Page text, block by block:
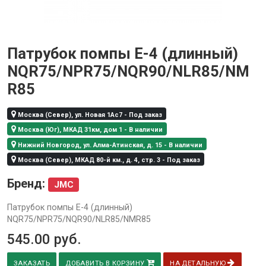
Патрубок помпы Е-4 (длинный)
NQR75/NPR75/NQR90/NLR85/NM
R85
Москва (Север), ул. Новая 1Ас7 - Под заказ
Москва (Юг), МКАД 31км, дом 1 - В наличии
Нижний Новгород, ул. Алма-Атинская, д. 15 - В наличии
Москва (Север), МКАД 80-й км., д. 4, стр. 3 - Под заказ
Бренд: JMC
Патрубок помпы Е-4 (длинный)
NQR75/NPR75/NQR90/NLR85/NMR85
545.00 руб.
ЗАКАЗАТЬ ДОБАВИТЬ В КОРЗИНУ НА ДЕТАЛЬНУЮ